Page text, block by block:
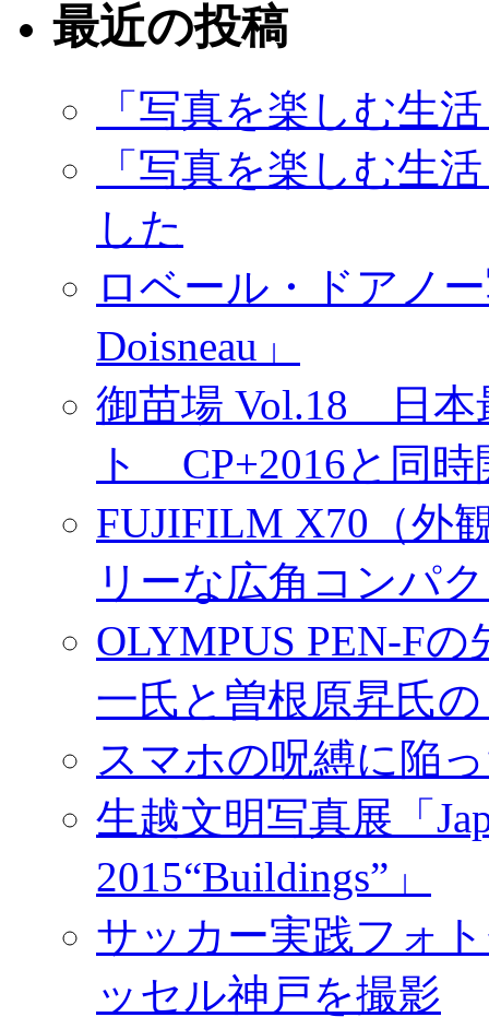
最近の投稿
「写真を楽しむ生
「写真を楽しむ生
した
ロベール・ドアノ
Doisneau」
御苗場 Vol.18 日本
ト CP+2016と同時
FUJIFILM X70（外
リーな広角コンパ
OLYMPUS PEN-F
一氏と曽根原昇氏
スマホの呪縛に陥
生越文明写真展「
2015“Buildings”」
サッカー実践フォ
ッセル神戸を撮影